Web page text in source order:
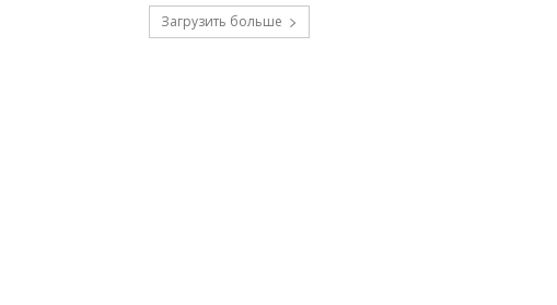
Загрузить больше